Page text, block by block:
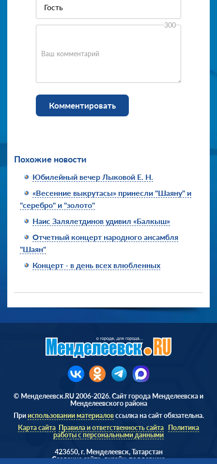
Ваш комментарий
300
Комментировать
Похожие новости
Юбилейный вечер Лыковой Е. Н.
«Весенние выкрутасы» принесли "Шаяну" и
"серебро" и "золото"
Наис Залялетдинов удивил «Балкыш»
Отчетный концерт народного ансамбля
"Шаян"
Концерт - в день всех влюбленных
© Менделеевск.RU 2006-2026. Сайт города Менделеевска и
Менделеевского района
Прииспользовании материаловссылка на сайт обязательна.
Карта сайта Правила и ответственность сайта Политика
работы с персональными данными
423650, г. Менделеевск, Татарстан
Cоздание сайта, дизайн, поддержка